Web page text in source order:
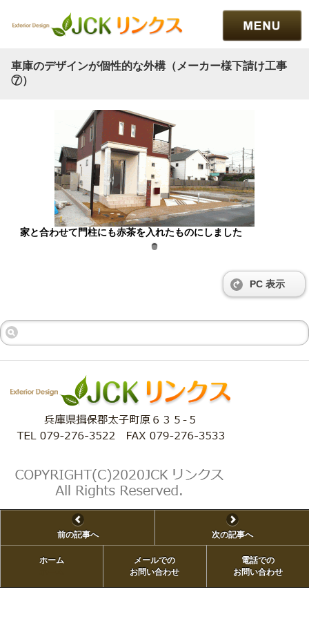
車庫のデザインが個性的な外構（メーカー様下請け工事
⑦）
家と合わせて門柱にも赤茶を入れたものにしました
PC 表示
前の記事へ 次の記事へ
ホーム
メールでの
お問い合わせ
電話での
お問い合わせ